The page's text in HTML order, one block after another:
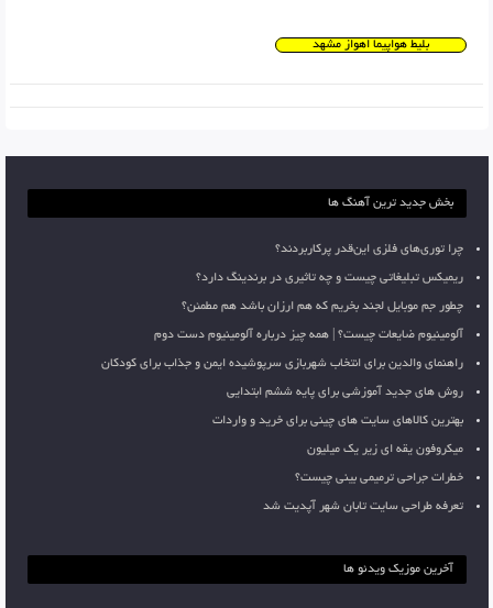
بلیط هواپیما اهواز مشهد
بخش جدید ترین آهنگ ها
چرا توری‌های فلزی این‌قدر پرکاربردند؟
ریمیکس تبلیغاتی چیست و چه تاثیری در برندینگ دارد؟
چطور جم موبایل لجند بخریم که هم ارزان باشد هم مطمئن؟
آلومینیوم ضایعات چیست؟ | همه چیز درباره آلومینیوم دست دوم
راهنمای والدین برای انتخاب شهربازی سرپوشیده ایمن و جذاب برای کودکان
روش های جدید آموزشی برای پایه ششم ابتدایی
بهترین کالاهای سایت های چینی برای خرید و واردات
میکروفون یقه ای زیر یک میلیون
خطرات جراحی ترمیمی بینی چیست؟
تعرفه طراحی سایت تابان شهر آپدیت شد
آخرین موزیک ویدئو ها